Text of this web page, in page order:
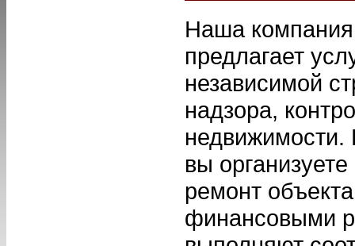
Наша компания
предлагает
независимой
надзора,
недвижимости.
вы
ремонт
финансовыми